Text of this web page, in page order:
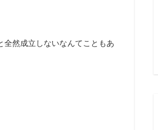
然成立しないなんてこともあ